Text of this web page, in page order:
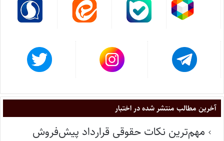
آخرین مطالب منتشر شده در اختبار
مهم‌ترین نکات حقوقی قرارداد پیش‌فروش